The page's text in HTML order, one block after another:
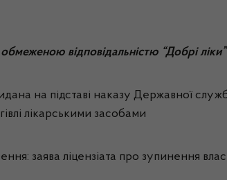
відповідальністю “Добрі ліки”
на підставі наказу Державної
лікарськими засобами
заява ліцензіата про зупинення